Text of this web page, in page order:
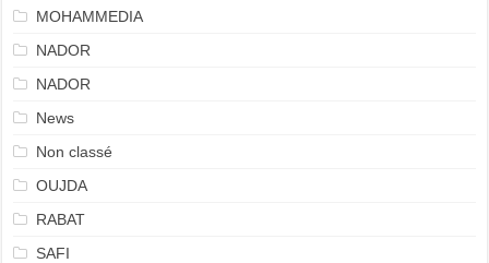
MOHAMMEDIA
NADOR
NADOR
News
Non classé
OUJDA
RABAT
SAFI